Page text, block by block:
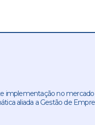
implementação no
aliada a Gestão de